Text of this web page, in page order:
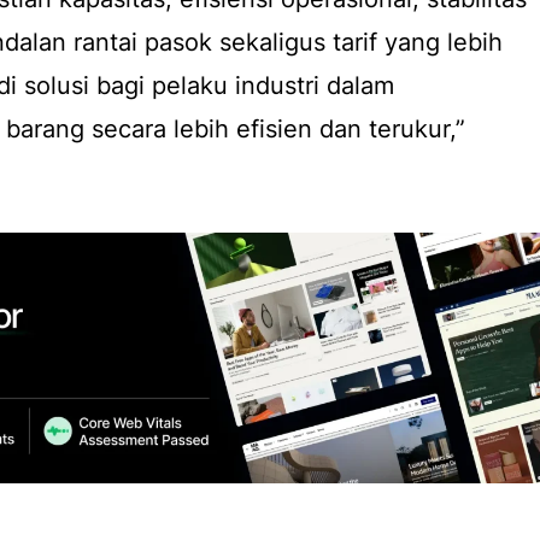
rantai pasok sekaligus tarif yang lebih
solusi bagi pelaku industri dalam
secara lebih efisien dan terukur,”